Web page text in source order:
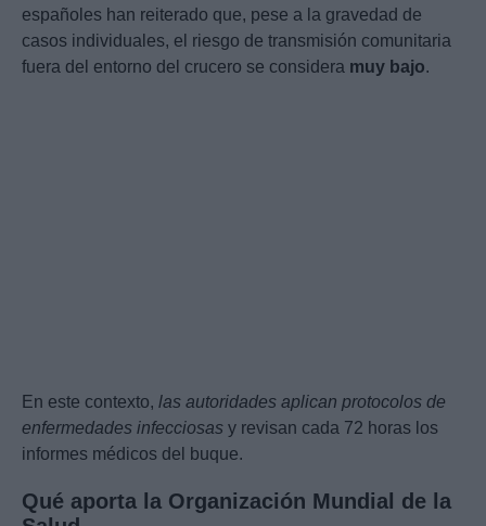
españoles han reiterado que, pese a la gravedad de
casos individuales, el riesgo de transmisión comunitaria
fuera del entorno del crucero se considera muy bajo.
En este contexto, las autoridades aplican protocolos de
enfermedades infecciosas y revisan cada 72 horas los
informes médicos del buque.
Qué aporta la Organización Mundial de la